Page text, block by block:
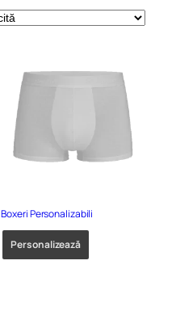
Boxeri Personalizabili
Personalizează